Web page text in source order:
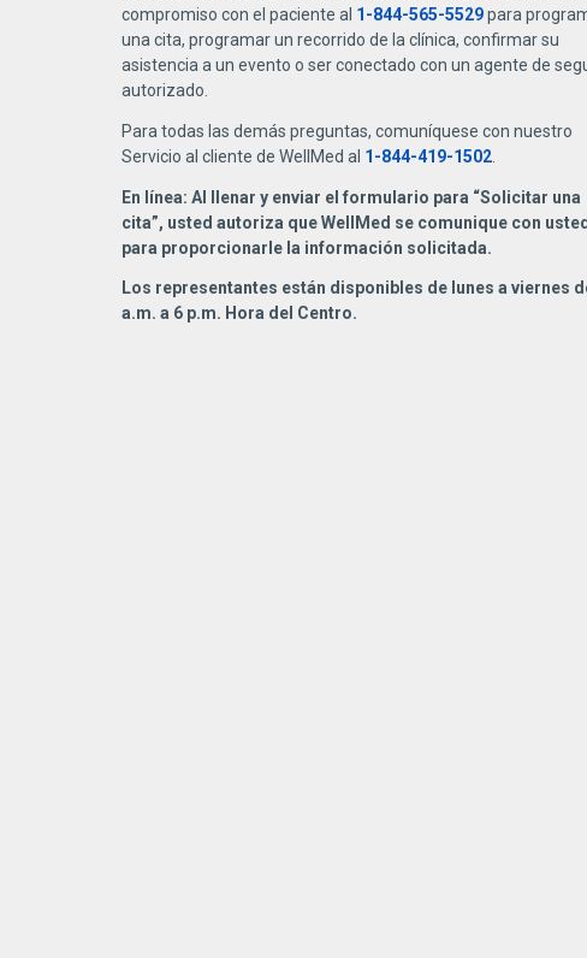
compromiso con el paciente al 1-844-565-5529para
una cita, programar un recorrido de la clínica, confirmar su
asistencia a un evento o ser conectado con un agente de
autorizado.
Para todas las demás preguntas, comuníquese con nuestro
Servicio al cliente de WellMed al 1-844-419-1502.
En línea: Al llenar y enviar el formulario para “Solicitar una
cita”, usted autoriza que WellMed se comunique con usted
para proporcionarle la información solicitada.
Los representantes están disponibles de lunes a viernes
a.m. a 6 p.m. Hora del Centro.